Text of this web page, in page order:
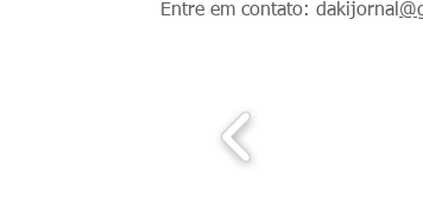
Entre em contato: dakijornal